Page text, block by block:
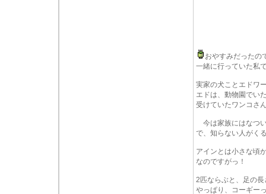
おやすみだったの
一緒に行っていた私
実家の犬ことエドワ
エドは、動物園でい
受けていたワンコさ
今は家族にはなつ
で、知らない人がく
アインとは小さな頃
なのですがっ！
2匹ならぶと、足の
やっぱり、コーギー